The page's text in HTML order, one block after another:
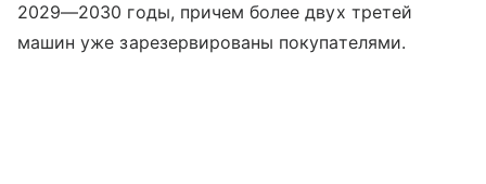
2029—2030 годы, причем более двух третей
машин уже зарезервированы покупателями.